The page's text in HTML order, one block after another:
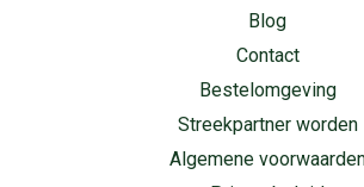
Blog
Contact
Bestelomgeving
Streekpartner worden
Algemene